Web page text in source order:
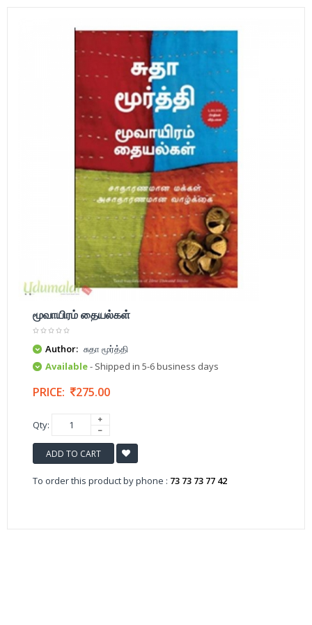
மூவாயிரம் தையல்கள்
Author: சுதா மூர்த்தி
Available- Shipped in 5-6 business days
PRICE: 275.00
Qty:
ADD TO CART
To order this product by phone : 73 73 73 77 42